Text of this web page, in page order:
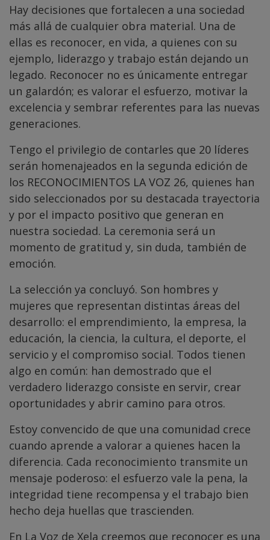
Hay decisiones que fortalecen a una sociedad
más allá de cualquier obra material. Una de
ellas es reconocer, en vida, a quienes con su
ejemplo, liderazgo y trabajo están dejando un
legado. Reconocer no es únicamente entregar
un galardón; es valorar el esfuerzo, motivar la
excelencia y sembrar referentes para las nuevas
generaciones.
Tengo el privilegio de contarles que 20 líderes
serán homenajeados en la segunda edición de
los RECONOCIMIENTOS LA VOZ 26, quienes han
sido seleccionados por su destacada trayectoria
y por el impacto positivo que generan en
nuestra sociedad. La ceremonia será un
momento de gratitud y, sin duda, también de
emoción.
La selección ya concluyó. Son hombres y
mujeres que representan distintas áreas del
desarrollo: el emprendimiento, la empresa, la
educación, la ciencia, la cultura, el deporte, el
servicio y el compromiso social. Todos tienen
algo en común: han demostrado que el
verdadero liderazgo consiste en servir, crear
oportunidades y abrir camino para otros.
Estoy convencido de que una comunidad crece
cuando aprende a valorar a quienes hacen la
diferencia. Cada reconocimiento transmite un
mensaje poderoso: el esfuerzo vale la pena, la
integridad tiene recompensa y el trabajo bien
hecho deja huellas que trascienden.
En La Voz de Xela creemos que reconocer es una